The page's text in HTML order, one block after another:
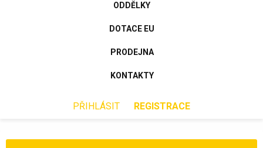
ODDĚLKY
DOTACE EU
PRODEJNA
KONTAKTY
PŘIHLÁSIT REGISTRACE